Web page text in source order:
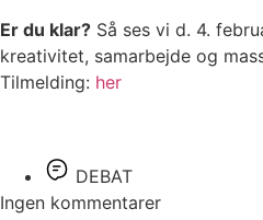
Er du klar? Så ses vi d. 4.
kreativitet, samarbejde og
Tilmelding: her
DEBAT
Ingen kommentarer